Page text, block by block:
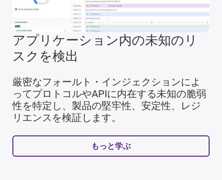
アプリケーション内の未知のリ
スクを検出
厳密なフォールト・インジェクションによ
ってプロトコルやAPIに内在する未知の脆弱
性を特定し、製品の堅牢性、安定性、レジ
リエンスを検証します。
もっと学ぶ